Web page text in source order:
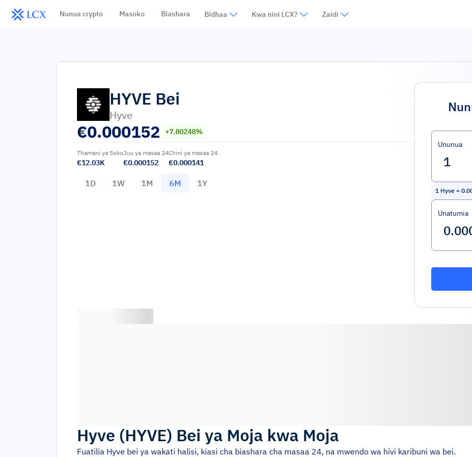
Nunua crypto Masoko Biashara Bidhaa Kwa nini LCX? Zaidi
HYVE Bei
Hyve
€0.000152 +7.80248%
Thamani ya Soko
€12.03K
Juu ya masaa 24
€0.000152
Chini ya masaa 24
€0.000141
1D 1W 1M 6M 1Y
Ununua
1 Hyve =
Unatumia
Hyve (HYVE) Bei ya Moja kwa Moja
Fuatilia Hyve bei ya wakati halisi, kiasi cha biashara cha masaa 24, na mwendo wa hivi karibuni wa bei.